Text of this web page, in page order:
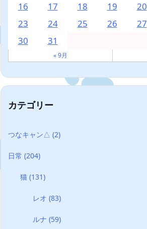
16
17 18 19 20
23
24 25 26 27
30
31
« 9月
カテゴリー
つなキャン△ (2)
日常 (204)
猫(131)
レオ (83)
ルナ (59)